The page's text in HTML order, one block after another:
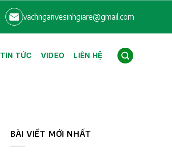
vachnganvesinhgiare@gmail.com
TIN TỨC VIDEO LIÊN HỆ
BÀI VIẾT MỚI NHẤT